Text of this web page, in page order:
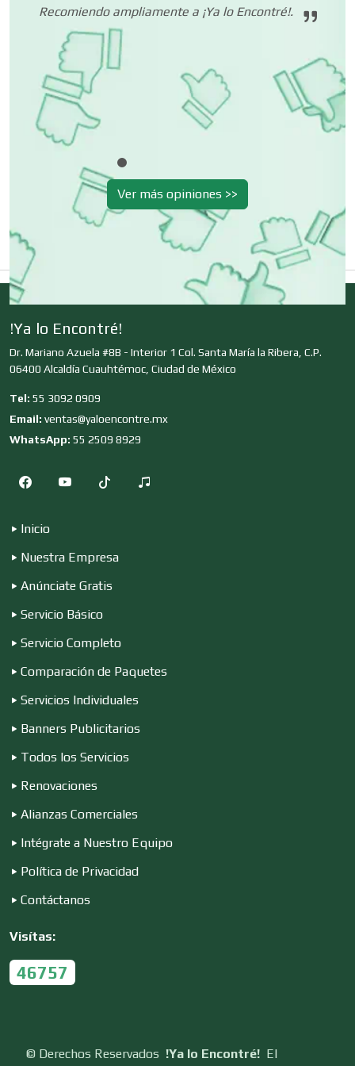
Cromadoras
Decoración de Interiores
Dentistas
Deportes
Dermatólogos
Desarrollo de Software
Desperdicios Industriales
Edecanes
Editores
Electricidad y Plomería
Empresas de Limpieza
Recomiendo ampliamente a ¡Ya lo Encontré!.
Ver más opiniones >>
!Ya lo Encontré!
Dr. Mariano Azuela #8B - Interior 1 Col. Santa María la Ribera, C.P.
06400 Alcaldía Cuauhtémoc, Ciudad de México
Tel: 55 3092 0909
Email: ventas@yaloencontre.mx
WhatsApp: 55 2509 8929
Inicio
Nuestra Empresa
Anúnciate Gratis
Servicio Básico
Servicio Completo
Comparación de Paquetes
Servicios Individuales
Banners Publicitarios
Todos los Servicios
Renovaciones
Alianzas Comerciales
Intégrate a Nuestro Equipo
Política de Privacidad
Contáctanos
Visítas:
46757
© Derechos Reservados !Ya lo Encontré! El